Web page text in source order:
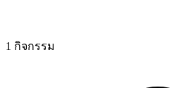
1 กิจกรรม